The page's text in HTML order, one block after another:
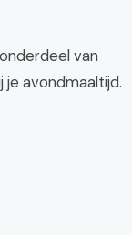
van
je avondmaaltijd.